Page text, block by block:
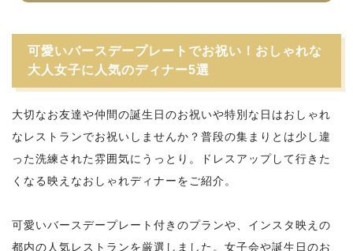
可愛いバースデープレートでお祝い！おしゃれな
大人女子に人気のディナー5選
大切なお友達や仲間の誕生日のお祝いや特別な日はおしゃれ
なレストランでお祝いしませんか？普段の集まりとは少し違
った洗練された雰囲気にうっとり。ドレスアップして行きた
くなる映えなおしゃれディナーをご紹介。
可愛いバースデープレート付きのプランや、インスタ映えの
都内の人気レストランを厳選しました。女子会や誕生日のお